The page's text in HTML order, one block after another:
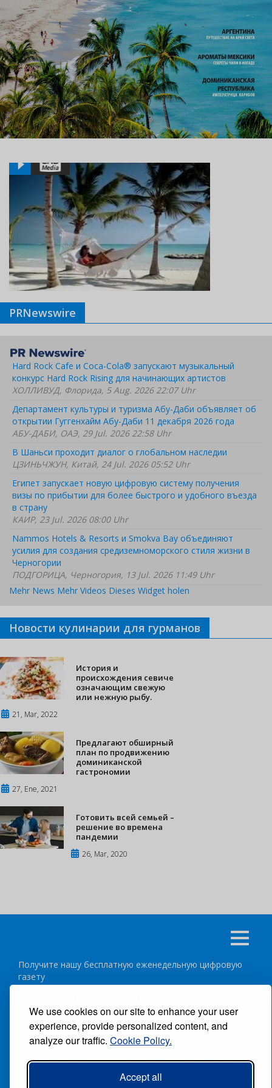
We use cookies on our site to enhance your user
experience, provide personalized content, and
analyze our traffic. Cookie Policy.
Accept all
PRNewswire
Hard Rock Cafe и Coca-Cola® запускают музыкальный
конкурс Hard Rock Rising для начинающих артистов
ХОЛЛИВУД, Флорида, 5 Aug. 2026 22:07 Uhr
Департамент культуры и туризма Абу-Даби объявляет об
открытии Гуггенхайм Абу-Даби 11 декабря 2026 года
АБУ-ДАБИ, ОАЭ, 29 Jul. 2026 22:58 Uhr
В Шаньси проходит диалог о глобальном наследии
ЦЗИНЬЧЖУН, Китай, 24 Jul. 2026 05:52 Uhr
Египет запускает новую цифровую систему получения
визы по прибытии для более быстрого и удобного въезда
в страну
КАИР, 23 Jul. 2026 08:00 Uhr
Nammos Hotels & Resorts и Smokva Bay объединяют
усилия для создания средиземноморского стиля жизни в
Черногории
ПОДГОРИЦА, Черногория, 13 Jul. 2026 11:49 Uhr
Mehr News Mehr Videos Dieses Widget holen
Новости кулинарии для гурманов
История и
происхождения севиче
означающим свежую
или нежную рыбу.
21, Mar, 2022
Предлагают обширный
план по продвижению
доминиканской
гастрономии
27, Ene, 2021
Готовить всей семьей –
решение во времена
пандемии
26, Mar, 2020
Получите нашу бесплатную еженедельную цифровую
газету
Следуйте за нами:
ВСЕ ПРАВА ЗАЩИЩЕНЫ ®CARIBBEAN NEWS DIGITAL.
АВТОР:GRUPO EXCELENCIAS.